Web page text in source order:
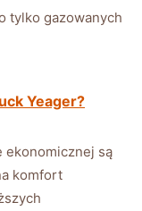
tylko⁣ gazowanych
Yeager?
ekonomicznej są
⁤komfort‍